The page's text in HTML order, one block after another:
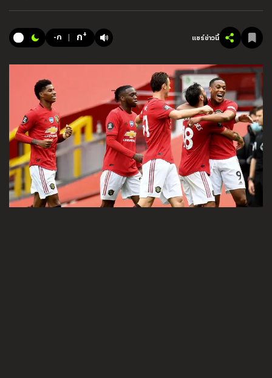
-ก ก+ แชร์ข่าวนี้